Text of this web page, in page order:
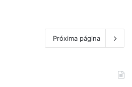
Próxima página